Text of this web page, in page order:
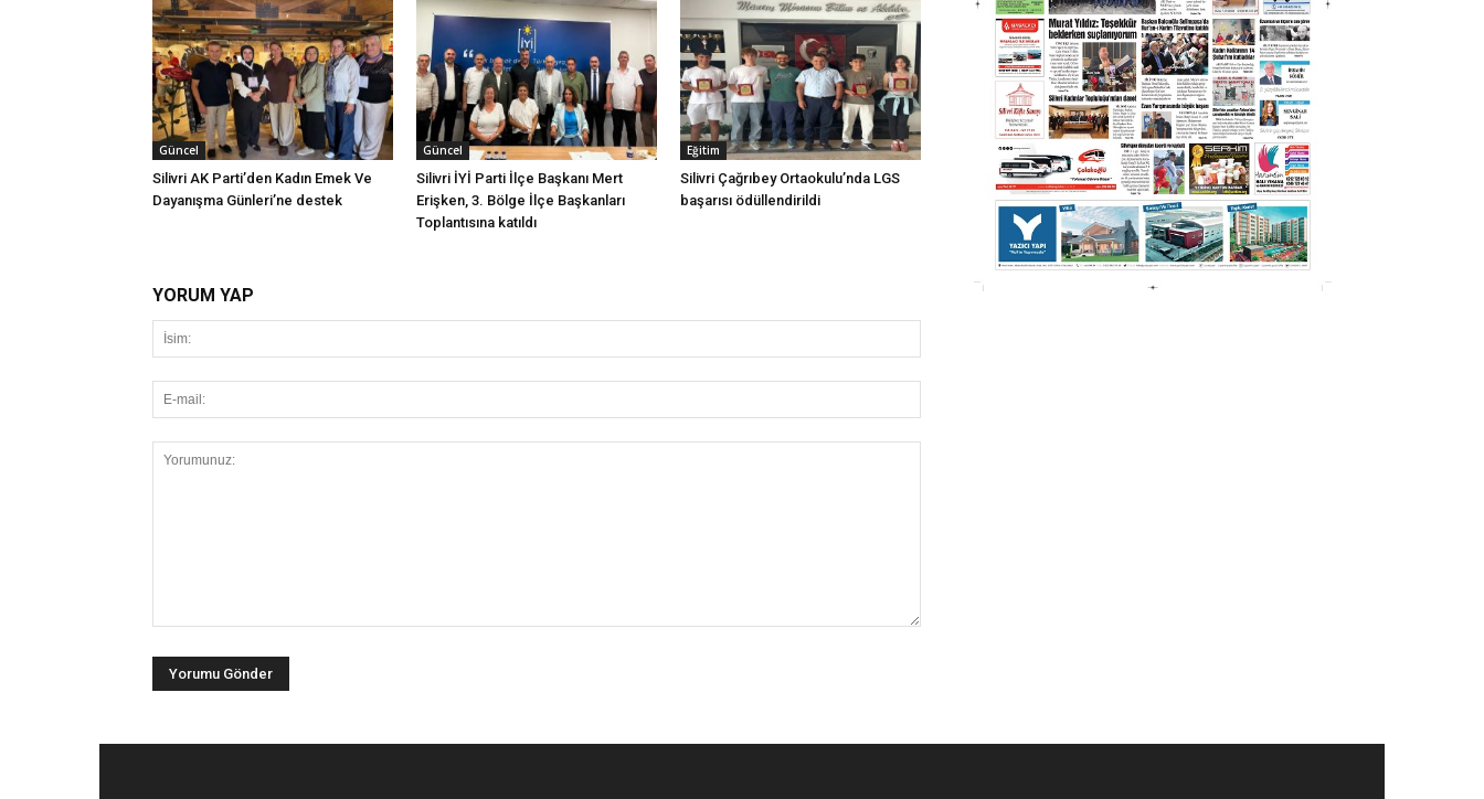
Güncel
Silivri AK Parti’den Kadın Emek Ve
Dayanışma Günleri’ne destek
Güncel
Silivri İYİ Parti İlçe Başkanı Mert
Erişken, 3. Bölge İlçe Başkanları
Toplantısına katıldı
Eğitim
Silivri Çağrıbey Ortaokulu’nda LGS
başarısı ödüllendirildi
YORUM YAP